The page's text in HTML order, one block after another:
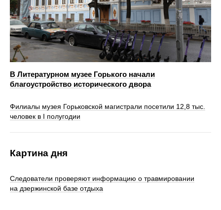
В Литературном музее Горького начали
благоустройство исторического двора
Филиалы музея Горьковской магистрали посетили 12,8 тыс.
человек в I полугодии
Картина дня
Следователи проверяют информацию о травмировании
на дзержинской базе отдыха